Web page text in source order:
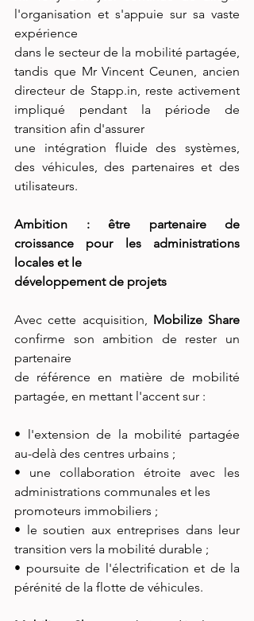
l'organisation et s'appuie sur sa vaste
expérience
dans le secteur de la mobilité partagée,
tandis que Mr Vincent Ceunen, ancien
directeur de Stapp.in, reste activement
impliqué pendant la période de
transition afin d'assurer
une intégration fluide des systèmes,
des véhicules, des partenaires et des
utilisateurs.
Ambition : être partenaire de
croissance pour les administrations
locales et le
développement de projets
Avec cette acquisition,
confirme son ambition de rester un
partenaire
de référence en matière de mobilité
partagée, en mettant l'accent sur :
• l'extension de la mobilité partagée
au-delà des centres urbains ;
• une collaboration étroite avec les
administrations communales et les
promoteurs immobiliers ;
• le soutien aux entreprises dans leur
transition vers la mobilité durable ;
• poursuite de l'électrification et de la
pérénité de la flotte de véhicules.